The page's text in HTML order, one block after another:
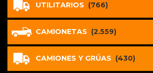
UTILITARIOS (766)
CAMIONETAS (2.559)
CAMIONES Y GRÚAS (430)